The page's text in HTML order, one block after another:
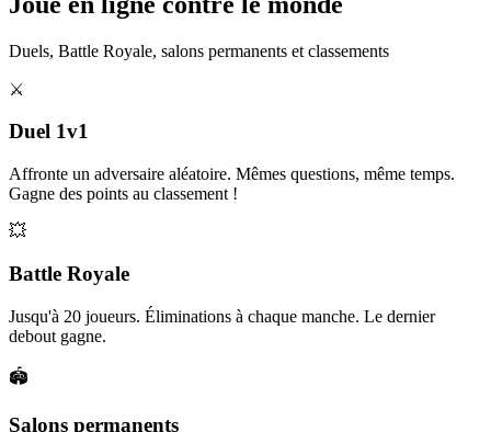
Duels, Battle Royale, salons permanents et classements
⚔️
Duel 1v1
Affronte un adversaire aléatoire. Mêmes questions, même temps.
Gagne des points au classement !
💥
Battle Royale
Jusqu'à 20 joueurs. Éliminations à chaque manche. Le dernier
debout gagne.
🏟️
Salons permanents